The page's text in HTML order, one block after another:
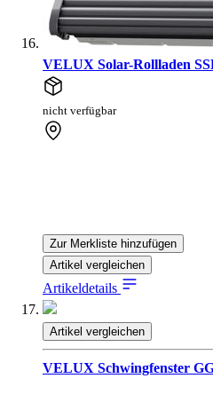
VELUX Solar-Rollladen
nicht verfügbar
Zur Merkliste hinzufügen
Artikel vergleichen
Artikeldetails
Artikel vergleichen
VELUX Schwingfenster